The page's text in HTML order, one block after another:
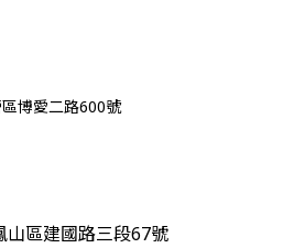
博愛二路600號
山區建國路三段67號